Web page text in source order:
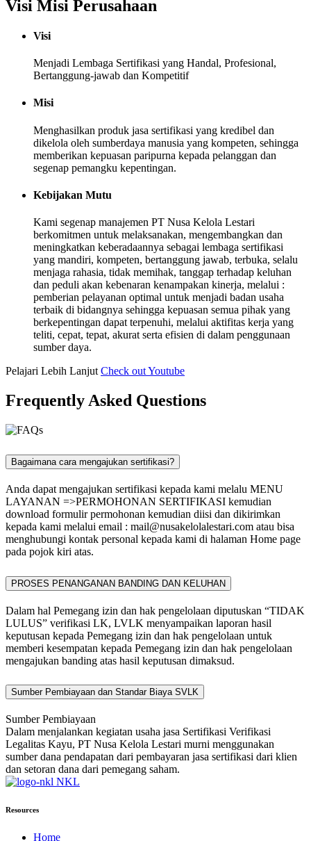
Visi Misi Perusahaan
Visi
Menjadi Lembaga Sertifikasi yang Handal, Profesional,
Bertanggung-jawab dan Kompetitif
Misi
Menghasilkan produk jasa sertifikasi yang kredibel dan
dikelola oleh sumberdaya manusia yang kompeten, sehingga
memberikan kepuasan paripurna kepada pelanggan dan
segenap pemangku kepentingan.
Kebijakan Mutu
Kami segenap manajemen PT Nusa Kelola Lestari
berkomitmen untuk melaksanakan, mengembangkan dan
meningkatkan keberadaannya sebagai lembaga sertifikasi
yang mandiri, kompeten, bertanggung jawab, terbuka, selalu
menjaga rahasia, tidak memihak, tanggap terhadap keluhan
dan peduli akan kebenaran kenampakan kinerja, melalui :
pemberian pelayanan optimal untuk menjadi badan usaha
terbaik di bidangnya sehingga kepuasan semua pihak yang
berkepentingan dapat terpenuhi, melalui aktifitas kerja yang
teliti, cepat, tepat, akurat serta efisien di dalam penggunaan
sumber daya.
Pelajari Lebih Lanjut Check out Youtube
Frequently Asked Questions
Bagaimana cara mengajukan sertifikasi?
Anda dapat mengajukan sertifikasi kepada kami melalu MENU
LAYANAN =>PERMOHONAN SERTIFIKASI kemudian
download formulir permohonan kemudian diisi dan dikirimkan
kepada kami melalui email : mail@nusakelolalestari.com atau bisa
menghubungi kontak personal kepada kami di halaman Home page
pada pojok kiri atas.
PROSES PENANGANAN BANDING DAN KELUHAN
Dalam hal Pemegang izin dan hak pengelolaan diputuskan “TIDAK
LULUS” verifikasi LK, LVLK menyampaikan laporan hasil
keputusan kepada Pemegang izin dan hak pengelolaan untuk
memberi kesempatan kepada Pemegang izin dan hak pengelolaan
mengajukan banding atas hasil keputusan dimaksud.
Sumber Pembiayaan dan Standar Biaya SVLK
Sumber Pembiayaan
Dalam menjalankan kegiatan usaha jasa Sertifikasi Verifikasi
Legalitas Kayu, PT Nusa Kelola Lestari murni menggunakan
sumber dana pendapatan dari pembayaran jasa sertifikasi dari klien
dan setoran dana dari pemegang saham.
NKL
Resources
Home